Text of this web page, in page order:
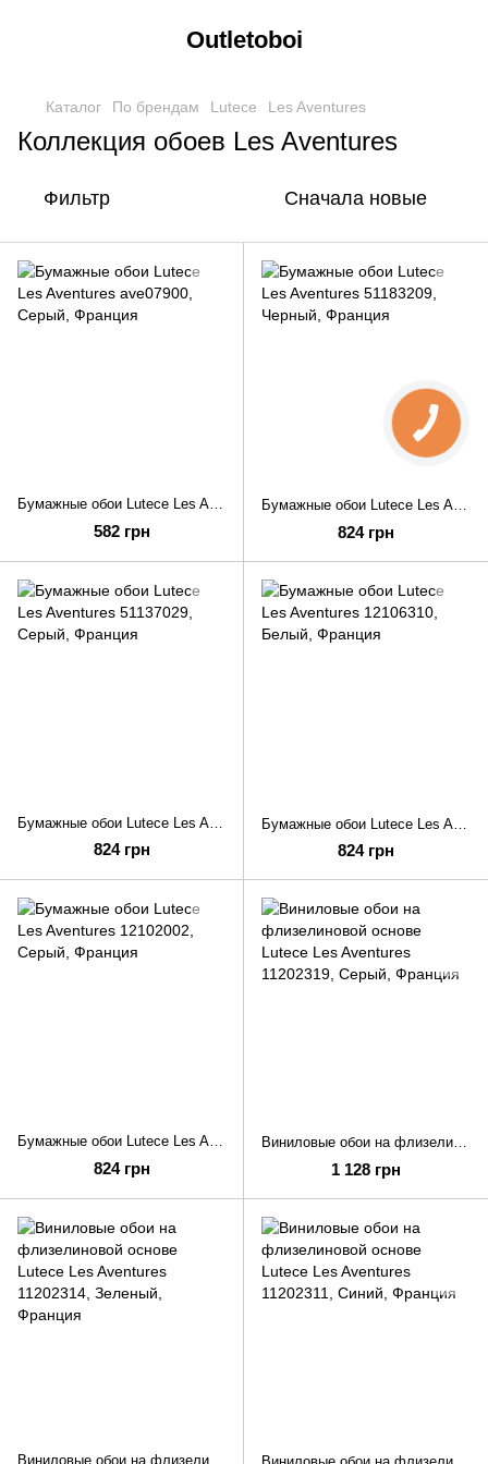
Outletoboi
Каталог По брендам Lutece Les Aventures
Коллекция обоев Les Aventures
Фильтр Сначала новые
Бумажные обои Lutece Les Aventures ave07900
582 грн
Бумажные обои Lutece Les Aventures 51183209
824 грн
824 грн 824 грн
Бумажные обои Lutece Les Aventures 12102002
824 грн
Виниловые обои на флизелиновой основе Lutece Les Aventures 11202319
1 128 грн